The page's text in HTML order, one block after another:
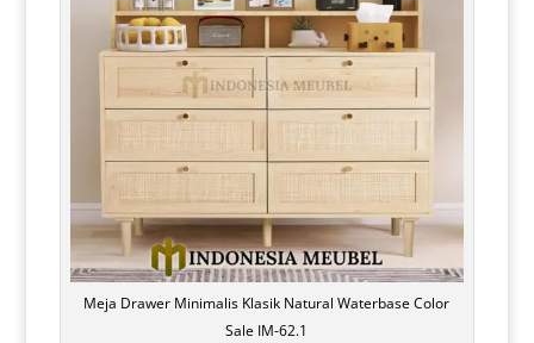
Meja Drawer Minimalis Klasik Natural Waterbase Color
Sale IM-62.1